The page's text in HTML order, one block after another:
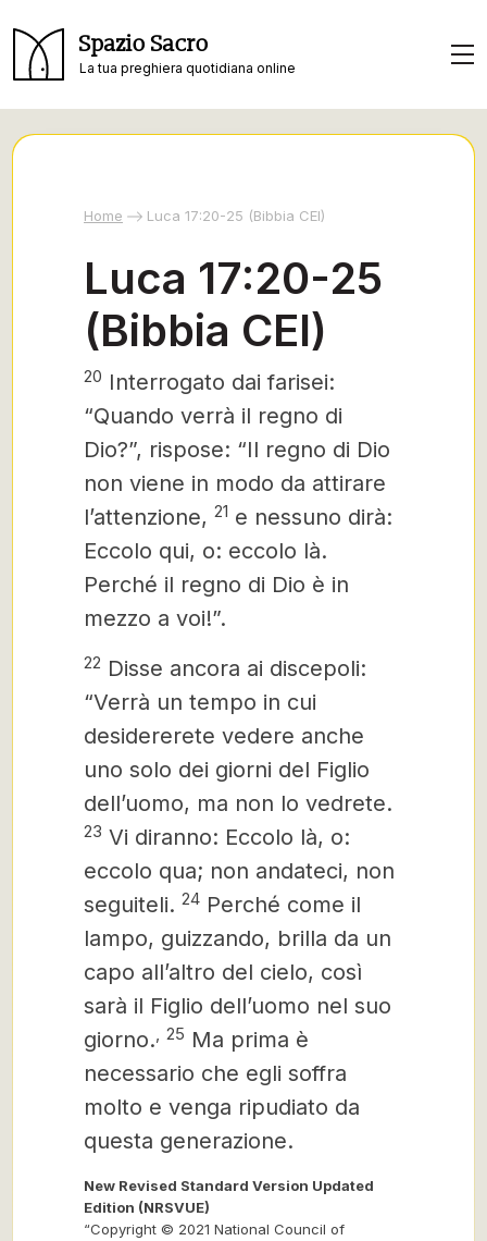
Spazio Sacro
La tua preghiera quotidiana online
Home Luca 17:20-25 (Bibbia CEI)
Luca 17:20-25
(Bibbia CEI)
20 Interrogato dai farisei:
“Quando verrà il regno di
Dio?”, rispose: “Il regno di Dio
non viene in modo da attirare
l’attenzione, 21 e nessuno dirà:
Eccolo qui, o: eccolo là.
Perché il regno di Dio è in
mezzo a voi!”.
22 Disse ancora ai discepoli:
“Verrà un tempo in cui
desidererete vedere anche
uno solo dei giorni del Figlio
dell’uomo, ma non lo vedrete.
23 Vi diranno: Eccolo là, o:
eccolo qua; non andateci, non
seguiteli. 24 Perché come il
lampo, guizzando, brilla da un
capo all’altro del cielo, così
sarà il Figlio dell’uomo nel suo
giorno. 25 Ma prima è
necessario che egli soffra
molto e venga ripudiato da
questa generazione.
New Revised Standard Version Updated
Edition (NRSVUE)
“Copyright © 2021 National Council of